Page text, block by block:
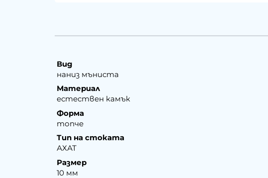
Вид
наниз мъниста
Материал
естествен камък
Форма
топче
Тип на стоката
АХАТ
Размер
10 мм